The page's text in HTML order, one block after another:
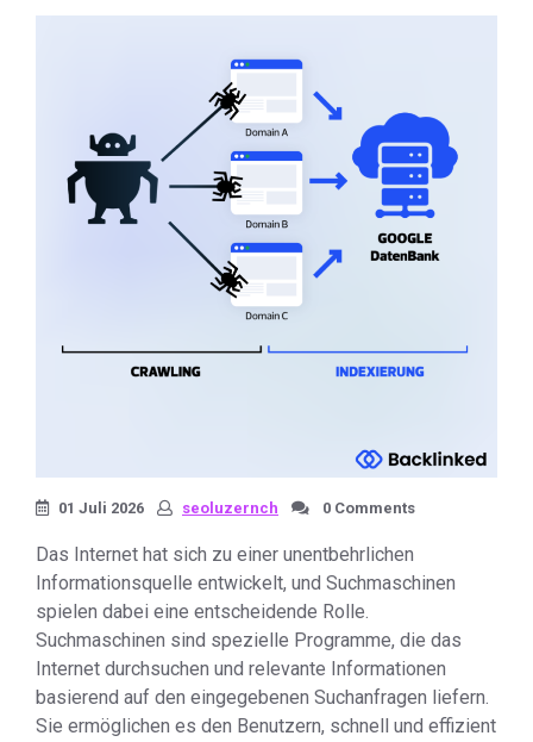
01 Juli 2026 seoluzernch 0 Comments
Das Internet hat sich zu einer unentbehrlichen
Informationsquelle entwickelt, und Suchmaschinen
spielen dabei eine entscheidende Rolle.
Suchmaschinen sind spezielle Programme, die das
Internet durchsuchen und relevante Informationen
basierend auf den eingegebenen Suchanfragen liefern.
Sie ermöglichen es den Benutzern, schnell und effizient